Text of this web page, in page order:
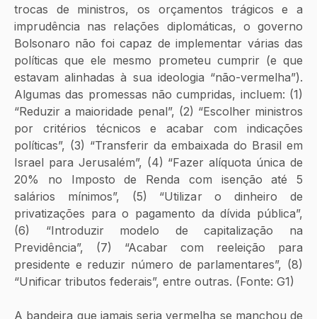
trocas de ministros, os orçamentos trágicos e a
imprudência nas relações diplomáticas, o governo
Bolsonaro não foi capaz de implementar várias das
políticas que ele mesmo prometeu cumprir (e que
estavam alinhadas à sua ideologia “não-vermelha”).
Algumas das promessas não cumpridas, incluem: (1)
“Reduzir a maioridade penal”, (2) “Escolher ministros
por critérios técnicos e acabar com indicações
políticas”, (3) “Transferir da embaixada do Brasil em
Israel para Jerusalém”, (4) “Fazer alíquota única de
20% no Imposto de Renda com isenção até 5
salários mínimos”, (5) “Utilizar o dinheiro de
privatizações para o pagamento da dívida pública”,
(6) “Introduzir modelo de capitalização na
Previdência”, (7) “Acabar com reeleição para
presidente e reduzir número de parlamentares”, (8)
“Unificar tributos federais”, entre outras. (Fonte: G1)
A bandeira que jamais seria vermelha se manchou de